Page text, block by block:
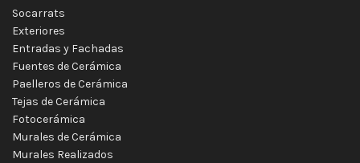
Socarrats
Exteriores
Entradas y Fachadas
Fuentes de Cerámica
Paelleros de Cerámica
Tejas de Cerámica
Fotocerámica
Murales de Cerámica
Murales Realizados